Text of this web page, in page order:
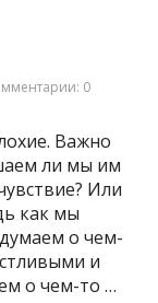
0
Важно
ли мы им
Или
как мы
о чем-
и
о чем-то …